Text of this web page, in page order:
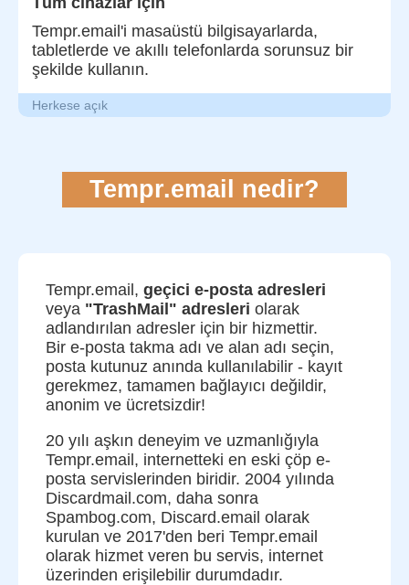
Tempr.email'i masaüstü bilgisayarlarda,
tabletlerde ve akıllı telefonlarda sorunsuz bir
şekilde kullanın.
Herkese açık
Tempr.email nedir?
Tempr.email, geçici e-posta adresleri
veya "TrashMail" adresleri olarak
adlandırılan adresler için bir hizmettir.
Bir e-posta takma adı ve alan adı seçin,
posta kutunuz anında kullanılabilir - kayıt
gerekmez, tamamen bağlayıcı değildir,
anonim ve ücretsizdir!
20 yılı aşkın deneyim ve uzmanlığıyla
Tempr.email, internetteki en eski çöp e-
posta servislerinden biridir. 2004 yılında
Discardmail.com, daha sonra
Spambog.com, Discard.email olarak
kurulan ve 2017'den beri Tempr.email
olarak hizmet veren bu servis, internet
üzerinden erişilebilir durumdadır.